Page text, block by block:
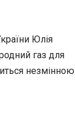
Юлія
газ для
незмінною